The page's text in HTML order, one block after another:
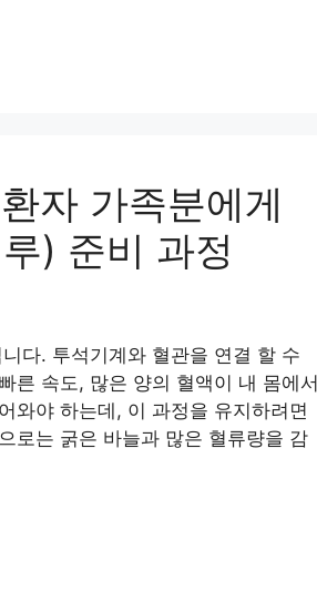
자 가족분에게
) 준비 과정
다. 투석기계와 혈관을 연결 할 수
른 속도, 많은 양의 혈액이 내 몸에서
와야 하는데, 이 과정을 유지하려면
로는 굵은 바늘과 많은 혈류량을 감